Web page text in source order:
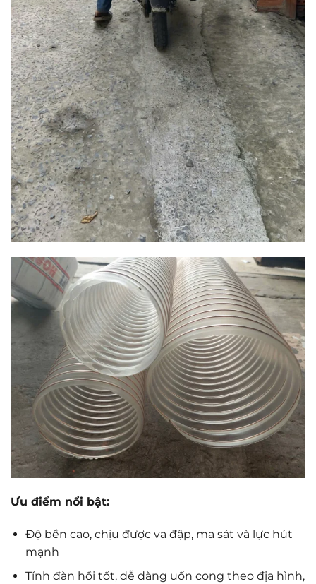
Ưu điểm nổi bật:
Độ bền cao, chịu được va đập, ma sát và lực hút
mạnh
Tính đàn hồi tốt, dễ dàng uốn cong theo địa hình,